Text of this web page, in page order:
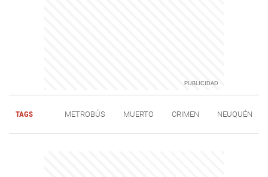
TAGS METROBÚS MUERTO CRIMEN NEUQUÉN